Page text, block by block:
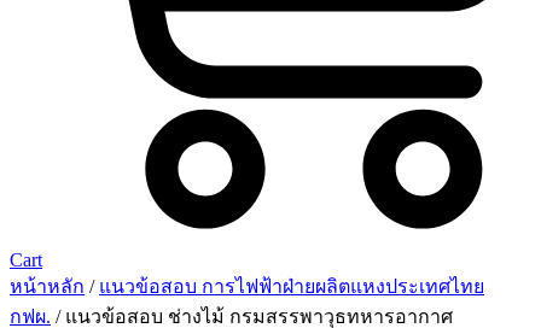
Cart
หน้าหลัก / แนวข้อสอบ การไฟฟ้าฝ่ายผลิตแหงประเทศไทย
กฟผ. / แนวข้อสอบ ช่างไม้ กรมสรรพาวุธทหารอากาศ